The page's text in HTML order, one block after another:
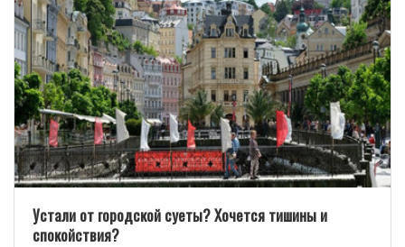
Устали от городской суеты? Хочется тишины и
спокойствия?